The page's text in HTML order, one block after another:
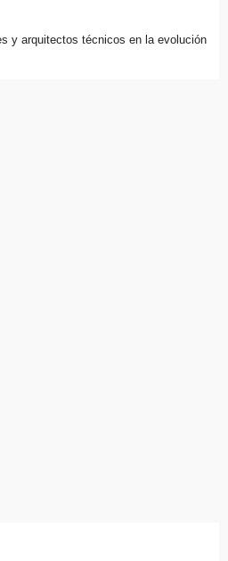
y arquitectos técnicos en la evolución